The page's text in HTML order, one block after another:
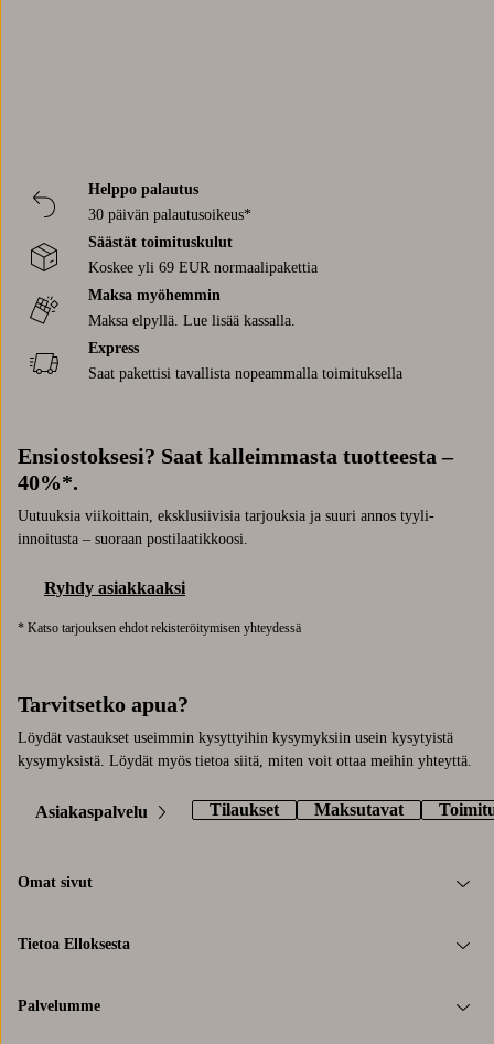
Helppo palautus
30 päivän palautusoikeus*
Säästät toimituskulut
Koskee yli 69 EUR normaalipakettia
Maksa myöhemmin
Maksa elpyllä. Lue lisää kassalla.
Express
Saat pakettisi tavallista nopeammalla toimituksella
Ensiostoksesi? Saat kalleimmasta tuotteesta –
40%*.
Uutuuksia viikoittain, eksklusiivisia tarjouksia ja suuri annos tyyli-
innoitusta – suoraan postilaatikkoosi.
Ryhdy asiakkaaksi
* Katso tarjouksen ehdot rekisteröitymisen yhteydessä
Tarvitsetko apua?
Löydät vastaukset useimmin kysyttyihin kysymyksiin usein kysytyistä
kysymyksistä. Löydät myös tietoa siitä, miten voit ottaa meihin yhteyttä.
Asiakaspalvelu Tilaukset Maksutavat
Omat sivut
Tietoa Elloksesta
Palvelumme